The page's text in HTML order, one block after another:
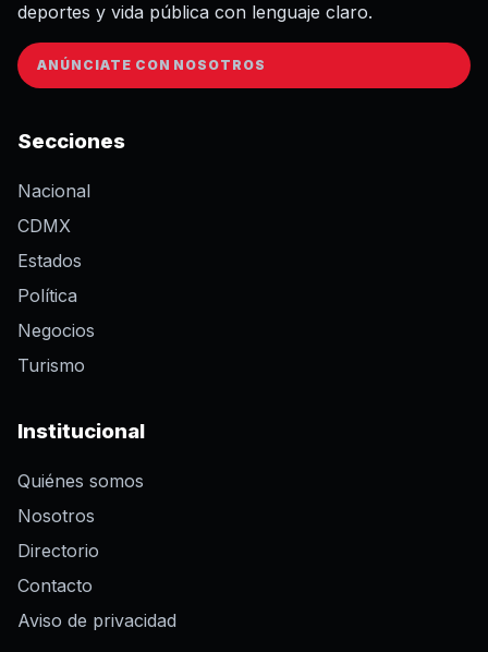
deportes y vida pública con lenguaje claro.
ANÚNCIATE CON NOSOTROS
Secciones
Nacional
CDMX
Estados
Política
Negocios
Turismo
Institucional
Quiénes somos
Nosotros
Directorio
Contacto
Aviso de privacidad